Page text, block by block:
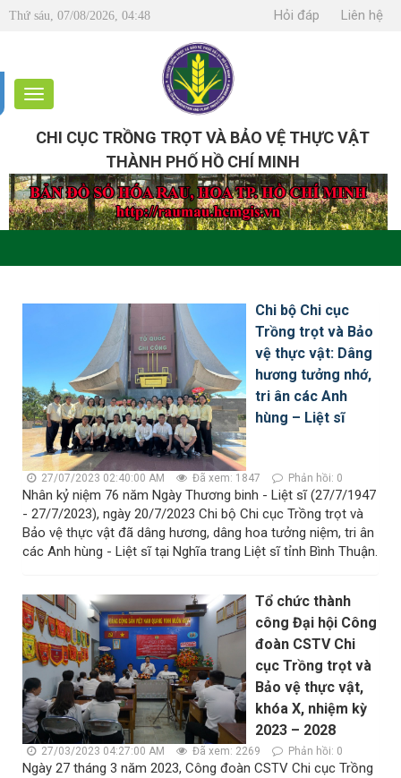
Thứ sáu, 07/08/2026, 04:48 Hỏi đáp Liên hệ
CHI CỤC TRỒNG TRỌT VÀ BẢO VỆ THỰC VẬT
THÀNH PHỐ HỒ CHÍ MINH
Chi bộ Chi cục
Trồng trọt và Bảo
vệ thực vật: Dâng
hương tưởng nhớ,
tri ân các Anh
hùng – Liệt sĩ
27/07/2023 02:40:00 AM Đã xem: 1847 Phản hồi: 0
Nhân kỷ niệm 76 năm Ngày Thương binh - Liệt sĩ (27/7/1947
- 27/7/2023), ngày 20/7/2023 Chi bộ Chi cục Trồng trọt và
Bảo vệ thực vật đã dâng hương, dâng hoa tưởng niệm, tri ân
các Anh hùng - Liệt sĩ tại Nghĩa trang Liệt sĩ tỉnh Bình Thuận.
Tổ chức thành
công Đại hội Công
đoàn CSTV Chi
cục Trồng trọt và
Bảo vệ thực vật,
khóa X, nhiệm kỳ
2023 – 2028
27/03/2023 04:27:00 AM Đã xem: 2269 Phản hồi: 0
Ngày 27 tháng 3 năm 2023, Công đoàn CSTV Chi cục Trồng